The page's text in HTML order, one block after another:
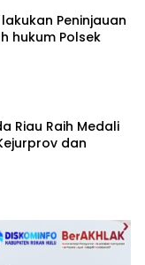
lakukan Peninjauan
hukum Polsek
Riau Raih Medali
dan